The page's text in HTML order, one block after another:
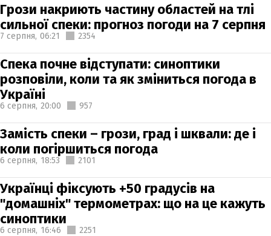
Грози накриють частину областей на тлі
сильної спеки: прогноз погоди на 7 серпня
7 серпня, 06:21 2354
Спека почне відступати: синоптики
розповіли, коли та як зміниться погода в
Україні
6 серпня, 20:00 957
Замість спеки – грози, град і шквали: де і
коли погіршиться погода
6 серпня, 18:53 2101
Українці фіксують +50 градусів на
"домашніх" термометрах: що на це кажуть
синоптики
6 серпня, 16:46 2251